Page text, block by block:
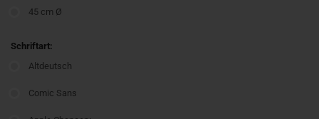
45 cm Ø
Schriftart:
Altdeutsch
Comic Sans